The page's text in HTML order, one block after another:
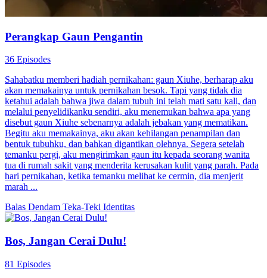
Perangkap Gaun Pengantin
36 Episodes
Sahabatku memberi hadiah pernikahan: gaun Xiuhe, berharap aku
akan memakainya untuk pernikahan besok. Tapi yang tidak dia
ketahui adalah bahwa jiwa dalam tubuh ini telah mati satu kali, dan
melalui penyelidikanku sendiri, aku menemukan bahwa apa yang
disebut gaun Xiuhe sebenarnya adalah jebakan yang mematikan.
Begitu aku memakainya, aku akan kehilangan penampilan dan
bentuk tubuhku, dan bahkan digantikan olehnya. Segera setelah
temanku pergi, aku mengirimkan gaun itu kepada seorang wanita
tua di rumah sakit yang menderita kerusakan kulit yang parah. Pada
hari pernikahan, ketika temanku melihat ke cermin, dia menjerit
marah ...
Balas Dendam Teka-Teki Identitas
Bos, Jangan Cerai Dulu!
81 Episodes